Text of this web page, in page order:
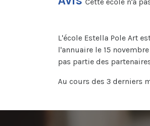
L'école Estella Pole Art
l'annuaire le 15
pas partie des
Au cours des 3 derniers